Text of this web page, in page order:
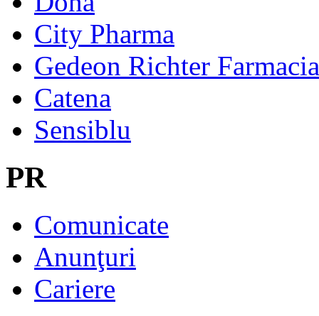
City Pharma
Gedeon Richter Farmacia
Catena
Sensiblu
PR
Comunicate
Anunţuri
Cariere